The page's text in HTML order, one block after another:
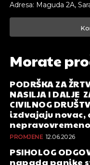
Adresa: Maguda 2A,
Morate
PODRŠKA ZA
NASILJA I DALJE
CIVILNOG
izdvajaju
nepravovremeno
PROMJENE 12.06.2026
PSIHOLOG
napada panike